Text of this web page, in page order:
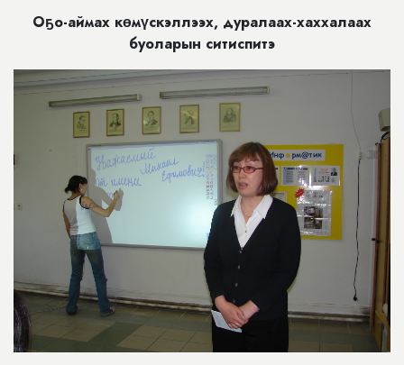
Оҕо-аймах көмүскэллээх, дуралаах-хаххалаах
буоларын ситиспитэ